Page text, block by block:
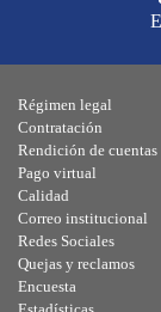
Régimen legal
Contratación
Rendición de cuentas
Pago virtual
Calidad
Correo institucional
Redes Sociales
Quejas y reclamos
Encuesta